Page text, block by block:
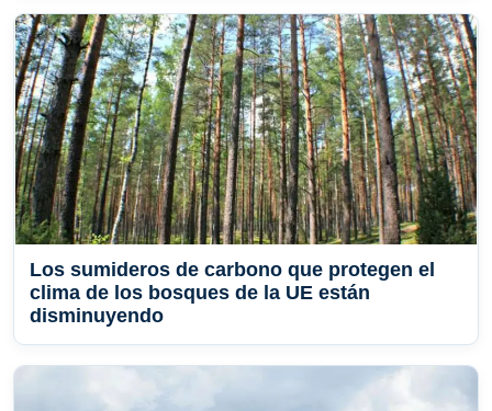
Los sumideros de carbono que protegen el
clima de los bosques de la UE están
disminuyendo